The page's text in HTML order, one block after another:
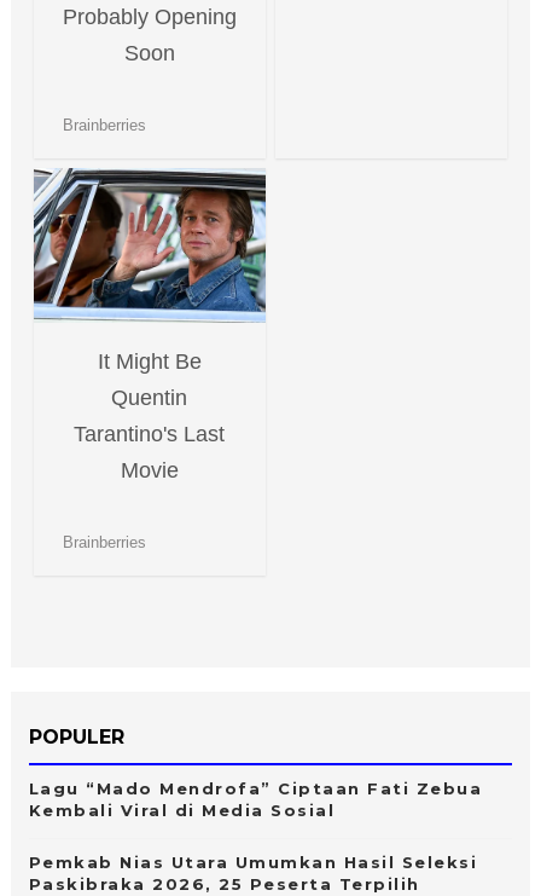
POPULER
Lagu “Mado Mendrofa” Ciptaan Fati Zebua
Kembali Viral di Media Sosial
Pemkab Nias Utara Umumkan Hasil Seleksi
Paskibraka 2026, 25 Peserta Terpilih